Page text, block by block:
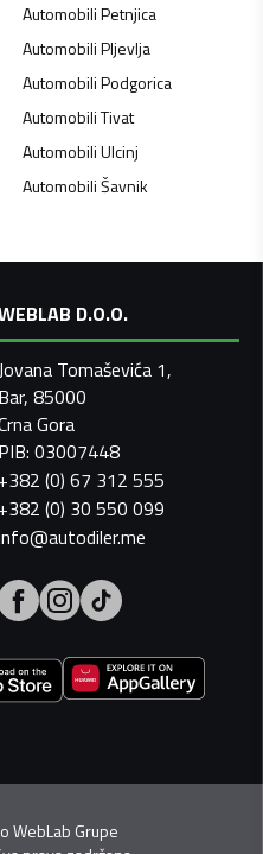
AutomobiliPetnjica
AutomobiliPljevlja
AutomobiliPodgorica
AutomobiliTivat
AutomobiliUlcinj
AutomobiliŠavnik
D.O.O.
Tomaševića 1,
Bar, 85000
Gora
PIB: 03007448
+382 (0) 67 312 555
+382 (0) 30 550 099
WebLab Grupe